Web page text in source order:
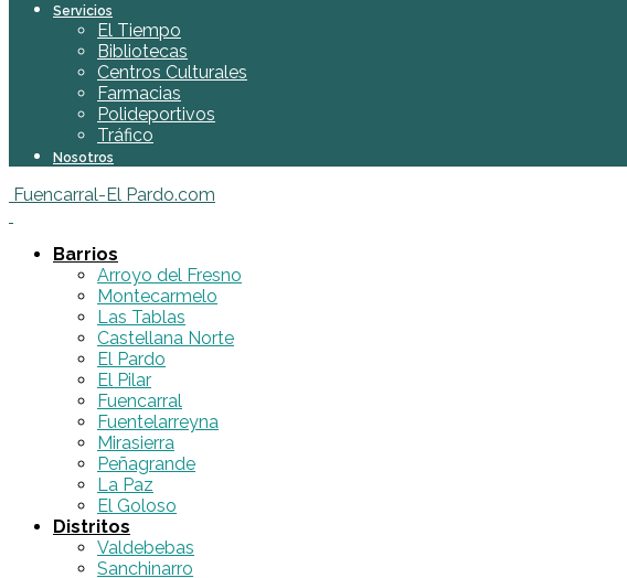
Servicios
El Tiempo
Bibliotecas
Centros Culturales
Farmacias
Polideportivos
Tráfico
Nosotros
Fuencarral-El Pardo.com
Barrios
Arroyo del Fresno
Montecarmelo
Las Tablas
Castellana Norte
El Pardo
El Pilar
Fuencarral
Fuentelarreyna
Mirasierra
Peñagrande
La Paz
El Goloso
Distritos
Valdebebas
Sanchinarro